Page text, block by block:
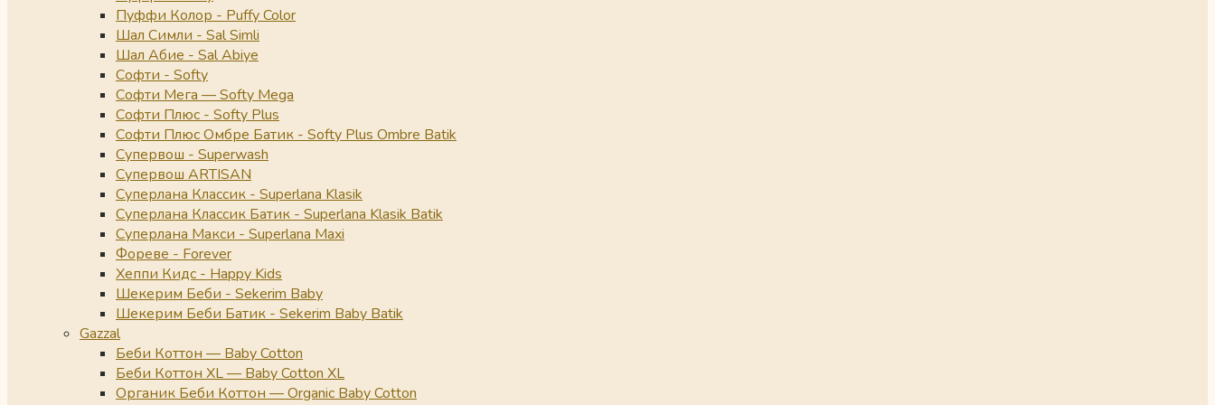
Пуффи Колор - Puffy Color
Шал Симли - Sal Simli
Шал Абие - Sal Abiye
Софти - Softy
Софти Мега — Softy Mega
Софти Плюс - Softy Plus
Софти Плюс Омбре Батик - Softy Plus Ombre Batik
Супервош - Superwash
Супервош ARTISAN
Суперлана Классик - Superlana Klasik
Суперлана Классик Батик - Superlana Klasik Batik
Суперлана Макси - Superlana Maxi
Фореве - Forever
Хеппи Кидс - Happy Kids
Шекерим Беби - Sekerim Baby
Шекерим Беби Батик - Sekerim Baby Batik
Gazzal
Беби Коттон — Baby Cotton
Беби Коттон XL — Baby Cotton XL
Органик Беби Коттон — Organic Baby Cotton